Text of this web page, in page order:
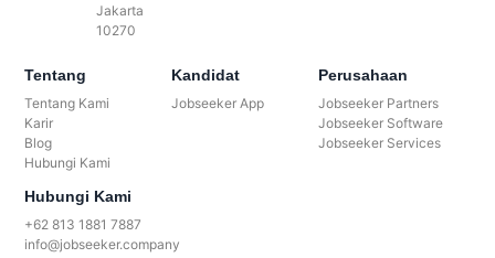
Jakarta
10270
Tentang
Tentang Kami
Karir
Blog
Hubungi Kami
Kandidat
Jobseeker App
Perusahaan
Jobseeker Partners
Jobseeker Software
Jobseeker Services
Hubungi Kami
+62 813 1881 7887
info@jobseeker.company